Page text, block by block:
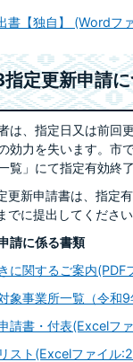
書【独自】 (Wordフ
指定更新申請
は、指定日又は前回
効力を失います。市
覧」にて指定有効終
更新申請書は、指定
でに提出してください
請に係る書類
に関するご案内(PDF
象事業所一覧（令和
請書・付表(Excelフ
スト(Excelファイル